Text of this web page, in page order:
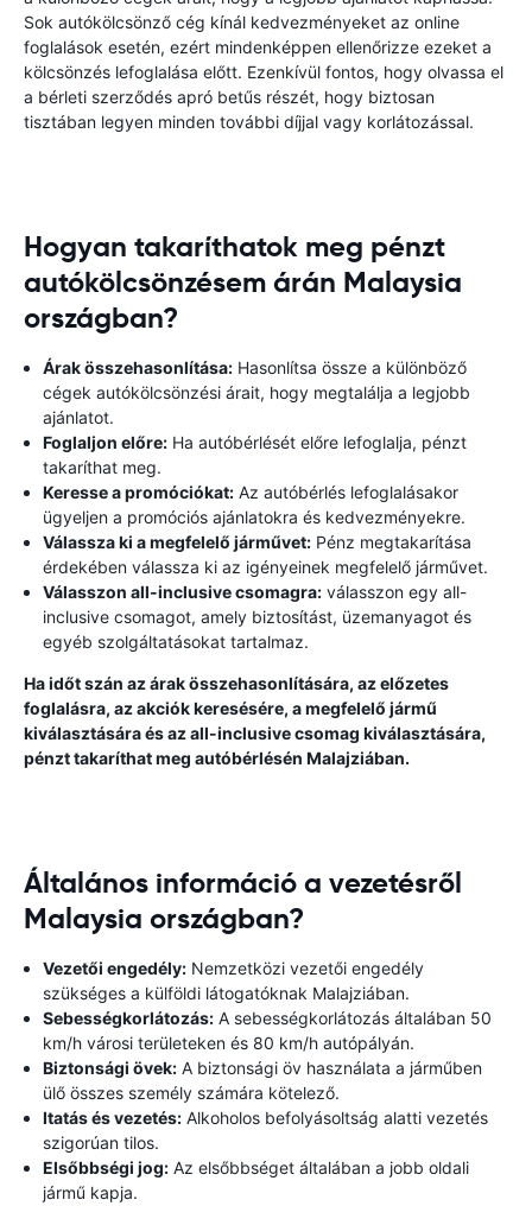
Sok autókölcsönző cég kínál kedvezményeket az online
foglalások esetén, ezért mindenképpen ellenőrizze ezeket a
kölcsönzés lefoglalása előtt. Ezenkívül fontos, hogy olvassa el
a bérleti szerződés apró betűs részét, hogy biztosan
tisztában legyen minden további díjjal vagy korlátozással.
Hogyan takaríthatok meg pénzt
autókölcsönzésem árán Malaysia
országban?
Árak összehasonlítása: Hasonlítsa össze a különböző
cégek autókölcsönzési árait, hogy megtalálja a legjobb
ajánlatot.
Foglaljon előre: Ha autóbérlését előre lefoglalja, pénzt
takaríthat meg.
Keresse a promóciókat: Az autóbérlés lefoglalásakor
ügyeljen a promóciós ajánlatokra és kedvezményekre.
Válassza ki a megfelelő járművet: Pénz megtakarítása
érdekében válassza ki az igényeinek megfelelő járművet.
Válasszon all-inclusive csomagra: válasszon egy all-
inclusive csomagot, amely biztosítást, üzemanyagot és
egyéb szolgáltatásokat tartalmaz.
Ha időt szán az árak összehasonlítására, az előzetes
foglalásra, az akciók keresésére, a megfelelő jármű
kiválasztására és az all-inclusive csomag kiválasztására,
pénzt takaríthat meg autóbérlésén Malajziában.
Általános információ a vezetésről
Malaysia országban?
Vezetői engedély: Nemzetközi vezetői engedély
szükséges a külföldi látogatóknak Malajziában.
Sebességkorlátozás: A sebességkorlátozás általában 50
km/h városi területeken és 80 km/h autópályán.
Biztonsági övek: A biztonsági öv használata a járműben
ülő összes személy számára kötelező.
Itatás és vezetés: Alkoholos befolyásoltság alatti vezetés
szigorúan tilos.
Elsőbbségi jog: Az elsőbbséget általában a jobb oldali
jármű kapja.